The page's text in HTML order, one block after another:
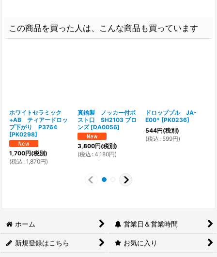
この商品を買った人は、こんな商品も買っています
ホワイトセラミック
+AB ティアードロッ
プ下がり P3764
[PK0298]
1,700円(税別)
(税込 : 1,870円)
真鍮製 ノッカー付ポ
スト口 SH2103 ブロ
ンズ [DA0056]
3,800円(税別)
(税込 : 4,180円)
ドロッププル JA-
E00* [PK0236]
544円(税別)
(税込 : 599円)
ホーム 営業日＆営業時間
新規登録はこちら お気に入り